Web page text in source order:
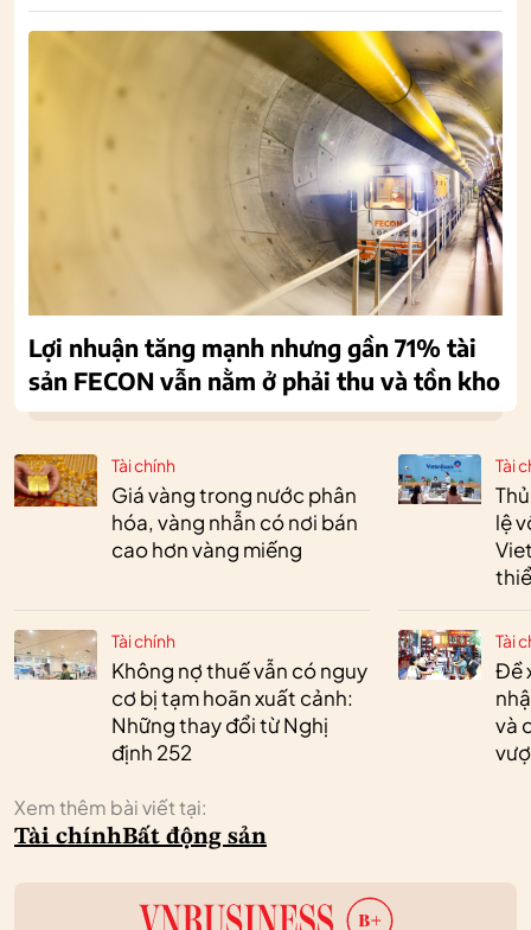
Tài chính
Giá vàng trong nước phân
hóa, vàng nhẫn có nơi bán
cao hơn vàng miếng
Tài chính
Không nợ thuế vẫn có nguy
cơ bị tạm hoãn xuất cảnh:
Những thay đổi từ Nghị
định 252
Tài
lệ
Tài
Đề
và
Xem thêm bài viết tại:
Tài chínhBất động sản
Lợi nhuận tăng mạnh nhưng gần 71% tài
sản FECON vẫn nằm ở phải thu và tồn kho